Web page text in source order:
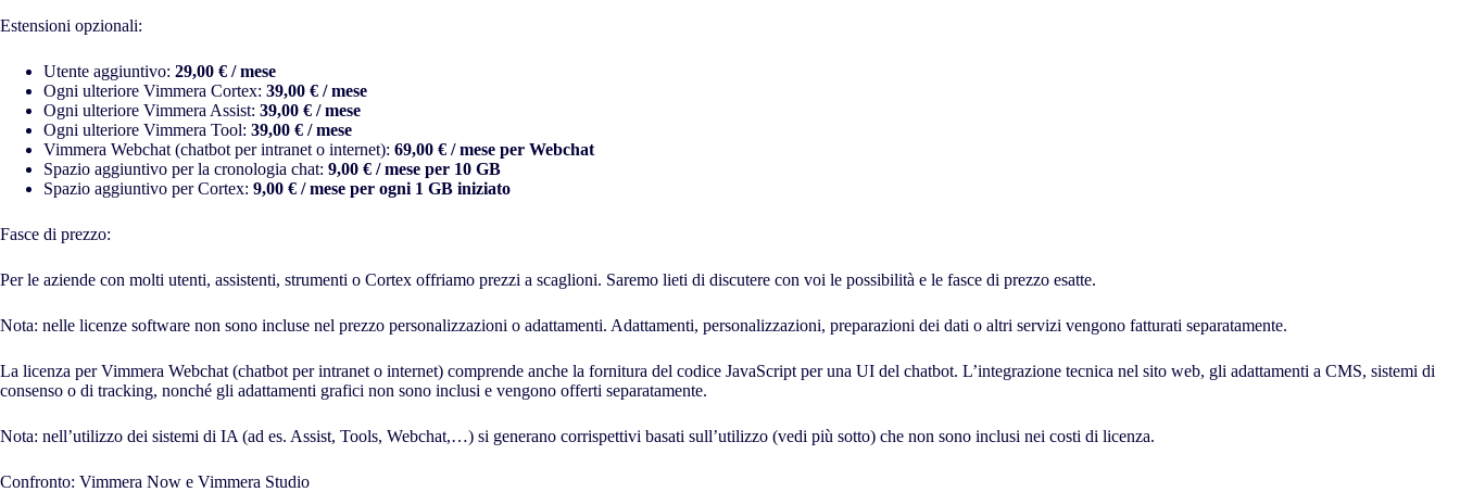
Estensioni opzionali:
Utente aggiuntivo: 29,00 € / mese
Ogni ulteriore Vimmera Cortex: 39,00 € / mese
Ogni ulteriore Vimmera Assist: 39,00 € / mese
Ogni ulteriore Vimmera Tool: 39,00 € / mese
Vimmera Webchat (chatbot per intranet o internet): 69,00 € / mese per Webchat
Spazio aggiuntivo per la cronologia chat: 9,00 € / mese per 10 GB
Spazio aggiuntivo per Cortex: 9,00 € / mese per ogni 1 GB iniziato
Fasce di prezzo:
Per le aziende con molti utenti, assistenti, strumenti o Cortex offriamo prezzi a scaglioni. Saremo lieti di discutere con voi le possibilità e le fasce di prezzo esatte.
Nota: nelle licenze software non sono incluse nel prezzo personalizzazioni o adattamenti. Adattamenti, personalizzazioni, preparazioni dei dati o altri servizi vengono fatturati separatamente.
La licenza per Vimmera Webchat (chatbot per intranet o internet) comprende anche la fornitura del codice JavaScript per una UI del chatbot. L’integrazione tecnica nel sito web, gli adattamenti a CMS, sistemi di
consenso o di tracking, nonché gli adattamenti grafici non sono inclusi e vengono offerti separatamente.
Nota: nell’utilizzo dei sistemi di IA (ad es. Assist, Tools, Webchat,…) si generano corrispettivi basati sull’utilizzo (vedi più sotto) che non sono inclusi nei costi di licenza.
Confronto: Vimmera Now e Vimmera Studio